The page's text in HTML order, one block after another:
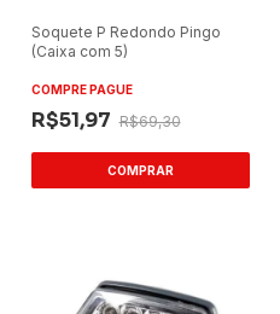
Soquete P Redondo Pingo
(Caixa com 5)
COMPRE PAGUE
R$51,97 R$69,30